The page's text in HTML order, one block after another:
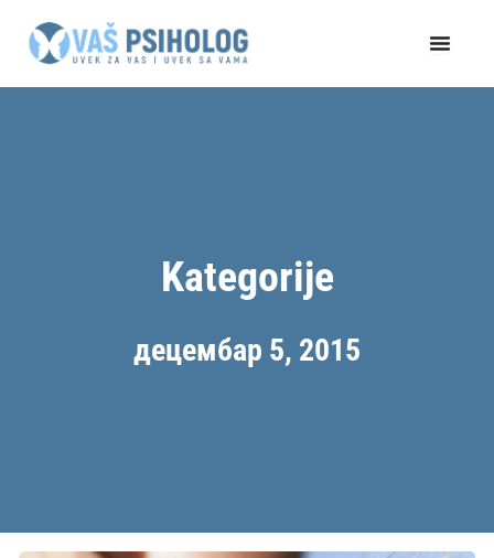
Kategorije
децембар 5, 2015